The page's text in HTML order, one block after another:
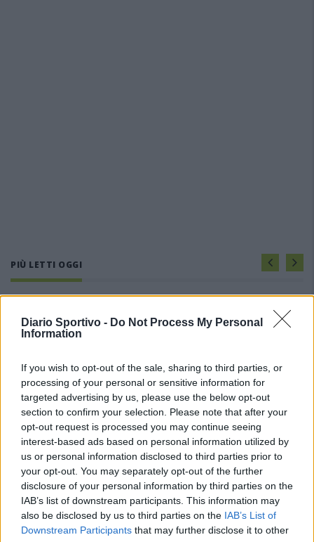
Diario Sportivo - Do Not Process My Personal
Information
If you wish to opt-out of the sale, sharing to third parties, or
processing of your personal or sensitive information for
targeted advertising by us, please use the below opt-out
section to confirm your selection. Please note that after your
opt-out request is processed you may continue seeing
interest-based ads based on personal information utilized by
us or personal information disclosed to third parties prior to
your opt-out. You may separately opt-out of the further
disclosure of your personal information by third parties on the
IAB’s list of downstream participants. This information may
also be disclosed by us to third parties on the IAB’s List of
Downstream Participants that may further disclose it to other
PIÙ LETTI OGGI
Il Selargius rinforza il centrocampo con
Manuel Rinino e Samuele Vacca
Il Buddusò in mani sicure con Mario Fadda, il
Monte Alma riparte da Ivano Falchi
5 Ago 2026
Le 5 sarde ancora nel girone G con 8 squadre
laziali, 4 campane e la novità dei molisani del
Venafro
6 Ago 2026
Anche il Fasano out e le ammissioni salgono
a sei, l'Ilva è la prima società tra le non
ripescate